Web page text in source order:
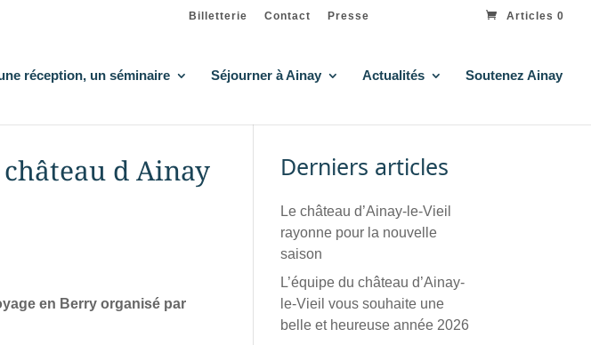
Billetterie Contact Presse Articles 0
réception, un séminaire Séjourner à Ainay Actualités Soutenez Ainay
d Ainay
en Berry organisé par
Derniers articles
Le château d’Ainay-le-Vieil
rayonne pour la nouvelle
saison
L’équipe du château d’Ainay-
le-Vieil vous souhaite une
belle et heureuse année 2026